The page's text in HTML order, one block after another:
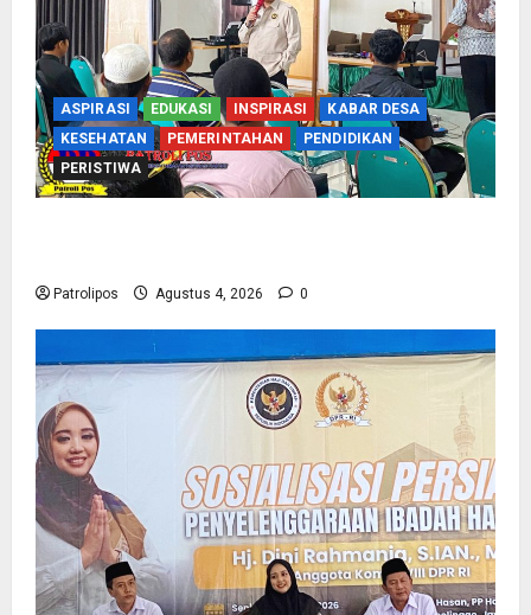
ASPIRASI EDUKASI INSPIRASI
KABAR DESA
KESEHATAN
PEMERINTAHAN
PENDIDIKAN
PERISTIWA
Patrolipos Agustus 4, 2026 0